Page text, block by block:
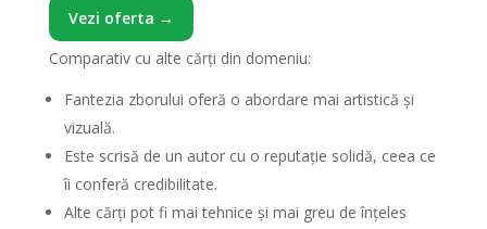
Vezi oferta →
Comparativ cu alte cărți din domeniu:
Fantezia zborului oferă o abordare mai artistică și
vizuală.
Este scrisă de un autor cu o reputație solidă, ceea ce
îi conferă credibilitate.
Alte cărți pot fi mai tehnice și mai greu de înțeles